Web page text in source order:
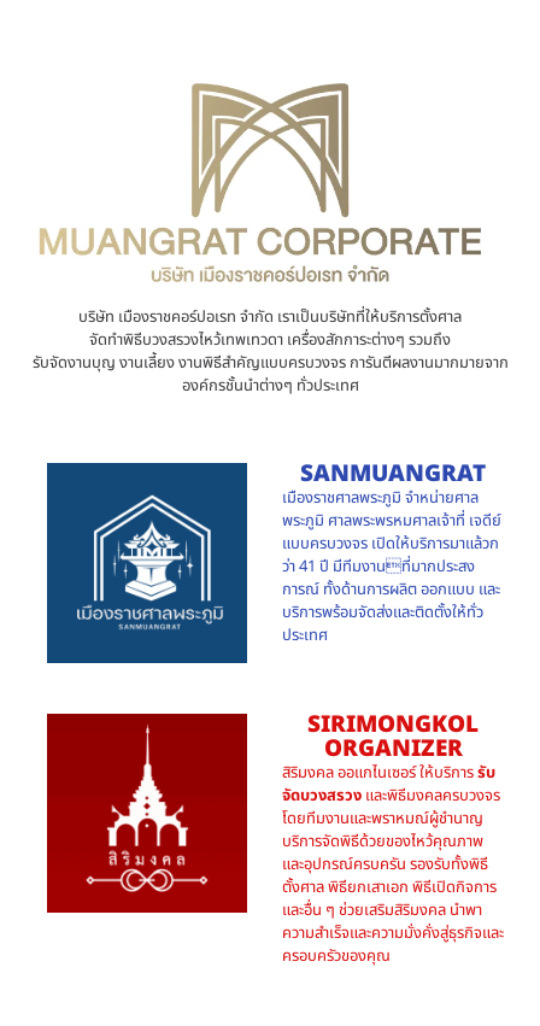
บริษัท เมืองราชคอร์ปอเรท จำกัด เราเป็นบริษัทที่ให้บริการตั้งศาล
จัดทำพิธีบวงสรวงไหว้เทพเทวดา เครื่องสักการะต่างๆ รวมถึง
รับจัดงานบุญ งานเลี้ยง งานพิธีสำคัญแบบครบวงจร การันตีผลงานมากมายจาก
องค์กรชั้นนำต่างๆ ทั่วประเทศ
SANMUANGRAT
เมืองราชศาลพระภูมิ จำหน่ายศาล
พระภูมิ ศาลพระพรหมศาลเจ้าที่ เจดีย์
แบบครบวงจร เปิดให้บริการมาแล้วก
ว่า 41 ปี มีทีมงานที่มากประสง
การณ์ ทั้งด้านการผลิต ออกแบบ และ
บริการพร้อมจัดส่งและติดตั้งให้ทั่ว
ประเทศ
SIRIMONGKOL
ORGANIZER
สิริมงคล ออแกไนเซอร์ ให้บริการรับ
จัดบวงสรวง และพิธีมงคลครบวงจร
โดยทีมงานและพราหมณ์ผู้ชำนาญ
บริการจัดพิธีด้วยของไหว้คุณภาพ
และอุปกรณ์ครบครัน รองรับทั้งพิธี
ตั้งศาล พิธียกเสาเอก พิธีเปิดกิจการ
และอื่น ๆ ช่วยเสริมสิริมงคล นำพา
ความสำเร็จและความมั่งคั่งสู่ธุรกิจและ
ครอบครัวของคุณ